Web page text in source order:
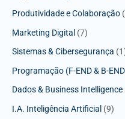
Produtividade e Colaboração
Marketing Digital (7)
Sistemas & Cibersegurança
Programação (F-END & B-
Dados & Business Intelligence
I.A. Inteligência Artificial (9)